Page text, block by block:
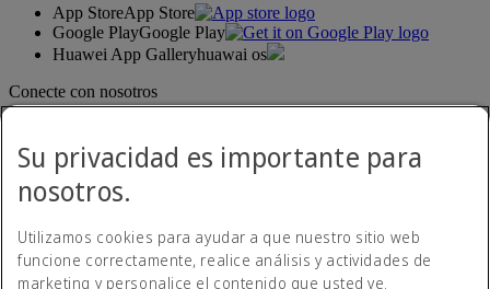
App StoreApp Store
Google PlayGoogle Play
Huawei App Galleryhuawai os
Conecte con nosotros
Su privacidad es importante para
nosotros.
Utilizamos cookies para ayudar a que nuestro sitio web
funcione correctamente, realice análisis y actividades de
marketing y personalice el contenido que usted ve.